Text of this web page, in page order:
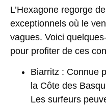
L’Hexagone regorge
exceptionnels où le
vagues. Voici
pour profiter de ces
Biarritz : Connue
la Côte des
Les surfeurs